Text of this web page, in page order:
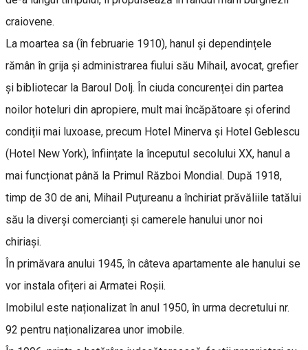
craiovene.
La moartea sa (în februarie 1910), hanul și dependințele
rămân în grija și administrarea fiului său Mihail, avocat, grefier
și bibliotecar la Baroul Dolj. În ciuda concurenței din partea
noilor hoteluri din apropiere, mult mai încăpătoare și oferind
condiții mai luxoase, precum Hotel Minerva și Hotel Geblescu
(Hotel New York), înființate la începutul secolului XX, hanul a
mai funcționat până la Primul Război Mondial. După 1918,
timp de 30 de ani, Mihail Puțureanu a închiriat prăvăliile tatălui
său la diverși comercianți și camerele hanului unor noi
chiriași.
În primăvara anului 1945, în câteva apartamente ale hanului se
vor instala ofițeri ai Armatei Roșii.
Imobilul este naționalizat în anul 1950, în urma decretului nr.
92 pentru naționalizarea unor imobile.